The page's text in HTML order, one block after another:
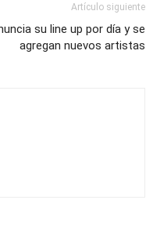
Artículo siguiente
su line up por día y se
agregan nuevos artistas